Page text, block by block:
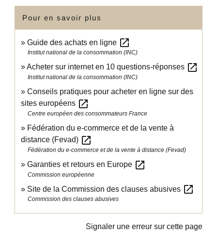
Pour en savoir plus
Guide des achats en ligne open_in_new
Institut national de la consommation (INC)
Acheter sur internet en 10 questions-réponses open_in_new
Institut national de la consommation (INC)
Conseils pratiques pour acheter en ligne sur des
sites européens open_in_new
Centre européen des consommateurs France
Fédération du e-commerce et de la vente à
distance (Fevad) open_in_new
Fédération du e-commerce et de la vente à distance (Fevad)
Garanties et retours en Europe open_in_new
Commission européenne
Site de la Commission des clauses abusives open_in_new
Commission des clauses abusives
Signaler une erreur sur cette page